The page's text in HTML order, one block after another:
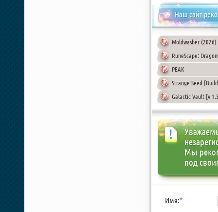
Наш сайт
Moldwasher
RuneScape:
PEAK
Strange Seed
Galactic Vault [v
Мы
под
Имя:*